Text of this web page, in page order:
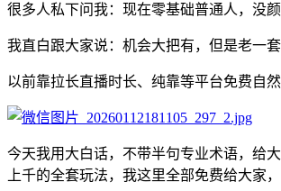
很多人私下问我：现在零基础普通人，没
我直白跟大家说：机会大把有，但是老一套
以前靠拉长直播时长、纯靠等平台免费自
今天我用大白话，不带半句专业术语，给
上千的全套玩法，我这里全部免费给大家